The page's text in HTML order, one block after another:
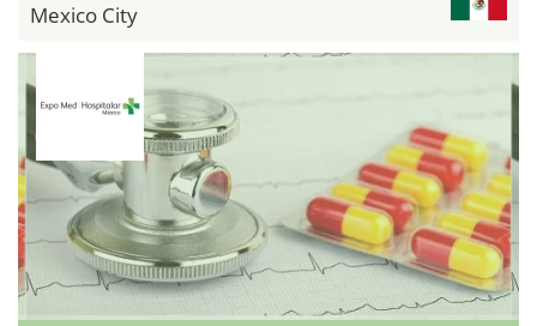
Mexico City